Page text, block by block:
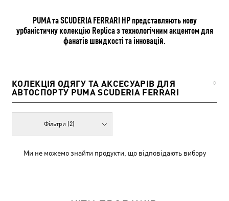
PUMA та SCUDERIA FERRARI HP представляють нову
урбаністичну колекцію Replica з технологічним акцентом для
фанатів швидкості та інновацій.
КОЛЕКЦІЯ ОДЯГУ ТА АКСЕСУАРІВ ДЛЯ
АВТОСПОРТУ PUMA SCUDERIA FERRARI
0
Фільтри (2)
Ми не можемо знайти продукти, що відповідають вибору